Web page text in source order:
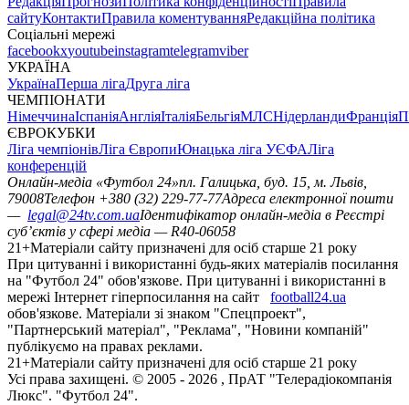
сайтуКонтактиПравила коментуванняРедакційна політика
Соціальні мережі
facebookxyoutubeinstagramtelegramviber
УКРАЇНА
УкраїнаПерша лігаДруга ліга
ЧЕМПІОНАТИ
НімеччинаІспаніяАнгліяІталіяБельгіяМЛСНідерландиФранція
ЄВРОКУБКИ
Ліга чемпіонівЛіга ЄвропиЮнацька ліга УЄФАЛіга
конференцій
Онлайн-медіа «Футбол 24»пл. Галицька, буд. 15, м. Львів,
79008Телефон +380 (32) 229-77-77Адреса електронної пошти
— legal@24tv.com.uaІдентифікатор онлайн-медіа в Реєстрі
суб’єктів у сфері медіа — R40-06058
21+Матеріали сайту призначені для осіб старше 21 року
При цитуванні і використанні будь-яких матеріалів посилання
на "Футбол 24" обов'язкове. При цитуванні і використанні в
мережі Інтернет гіперпосилання на сайт
football24.ua
обов'язкове. Матеріали зі знаком "Спецпроект",
"Партнерський матеріал", "Реклама", "Новини компаній"
публікуємо на правах реклами.
21+Матеріали сайту призначені для осіб старше 21 року
Усi права захищенi. © 2005 - 2026 , ПрАТ "Телерадіокомпанія
Люкс". "Футбол 24".